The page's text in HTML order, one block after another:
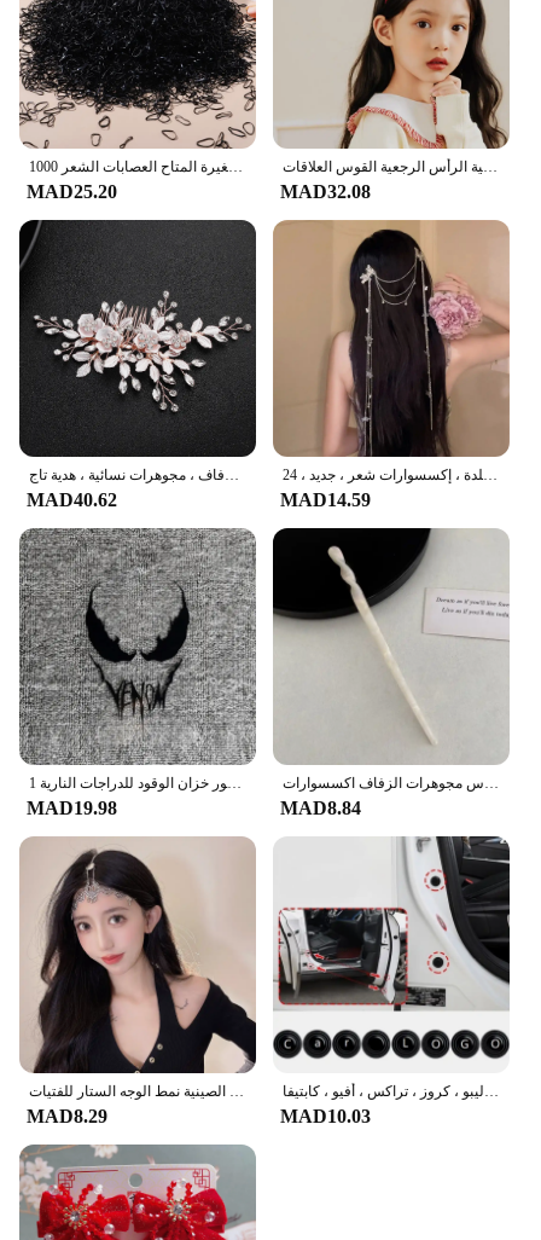
1000 قطعة/الحقيبة الملونة الصغيرة المتاح العصابات الشعر Scrunchie الفتيات شريط مطاطي مرن ذيل حصان حامل إكسسوارات الشعر العلاقات الشعر
MAD25.20
الحلو اكسسوارات للشعر سنو وايت رباط شعر أحمر أسود القوس عقال للفتيات النساء أغطية الرأس الرجعية القوس العلاقات Hairband
MAD32.08
مشبك شعر كريستال لؤلؤ زهور للعروس ، مشط زفاف ، دبوس شعر ، أربطة رأس ، إكسسوارات زفاف ، مجوهرات نسائية ، هدية تاج
MAD40.62
ربطات شعر للنساء من حجر الراين على شكل فراشة ، رباط رأس بسلسلة شرابة طويلة كريستالية ، أغطية رأس لؤلؤ مقلدة ، إكسسوارات شعر ، جديد ، 24
MAD14.59
1 قطعة ملصقات السيارات الرجل الحديدي لنافذة الباب السيارات الجسم الشارات مقاوم للماء السم اكسسوارات الديكور على ديكور خزان الوقود للدراجات النارية
MAD19.98
النمط الصيني الشعر العصي خمر خلات الراتنج عود النساء دبابيس الشعر كليب دبوس أغطية الرأس مجوهرات الزفاف اكسسوارات
MAD8.84
العتيقة الصينية نمط الوجه الستار للفتيات ، Hanfu اكسسوارات للشعر ، شرابة طويلة ، مطرز خطوة هزة آذان ، معلقة عقال الطرف مجوهرات
MAD8.29
ممتص صدمات لباب السيارة من السيليكون ، وسادة عازلة ، حصيرة ، وسادة ، ملحقات ، شيفروليه كامارو ، ماليبو ، كروز ، تراكس ، أفيو ، كابتيفا
MAD10.03